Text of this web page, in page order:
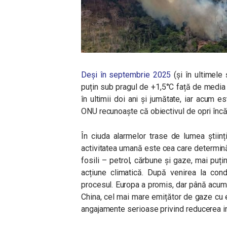
Deși în septembrie 2025 (și în ultimele
puțin sub pragul de +1,5°C față de
în ultimii doi ani și jumătate, iar acum
ONU recunoaște că obiectivul de opri
În ciuda alarmelor trase de lumea
activitatea umană este cea care
fosili – petrol, cărbune și gaze, mai
acțiune climatică. După venirea la
procesul. Europa a promis, dar până
China, cel mai mare emițător de gaze
angajamente serioase privind reducerea